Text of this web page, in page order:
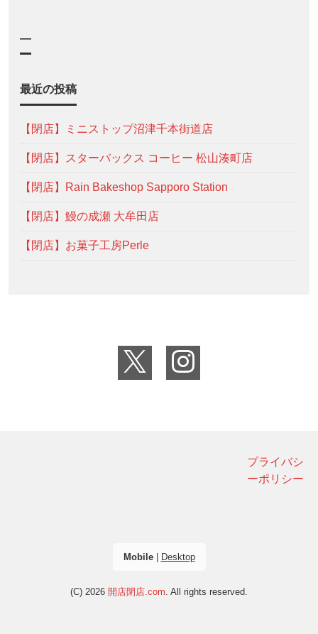
—
最近の投稿
【閉店】ミニストップ沼津千本街道店
【閉店】スターバックス コーヒー 松山湊町店
【閉店】Rain Bakeshop Sapporo Station
【閉店】鰻の成瀬 大牟田店
【閉店】お菓子工房Perle
プライバシ
ーポリシー
Mobile| Desktop
(C) 2026 開店閉店.com . All rights reserved.